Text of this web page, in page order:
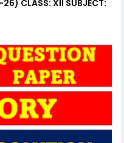
CLASS: XII SUBJECT: